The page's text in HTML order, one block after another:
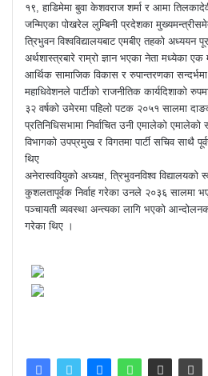
१९, हाडिमेमा बुवा केशवराज शर्मा र आमा
जन्मिएका पोखरेल लुम्बिनी प्रदेशका
त्रिभुवन विश्वविद्यालयबाट एमबीए तहको अध्ययन
अर्थशास्त्रबारे राम्रो ज्ञान भएका नेता मध्येका एक
आर्थिक सामाजिक विकास र रुपान्तरणका सन्दर्भमा
महाधिवेशनले पार्टीको राजनीतिक कार्यदिशाको
३२ वर्षको उमेरमा पहिलो पटक २०५१ सालमा
प्रतिनिधिसभामा निर्वाचित उनी एमालेको
विभागको उपप्रमुख र विगतमा पार्टी सचिव साथै
थिए
अनेरास्ववियुको अध्यक्ष, त्रिभुवनविश्व विद्यालयको
कुशलतापूर्वक निर्वाह गरेका उनले २०३६ सालमा
पञ्चायती व्यवस्था अन्त्यका लागि भएको
गरेका थिए ।